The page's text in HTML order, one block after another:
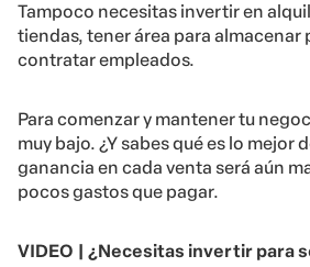
Tampoco necesitas invertir en
tiendas, tener área para almacenar
contratar empleados.
Para comenzar y mantener tu
muy bajo. ¿Y sabes qué es lo mejor
ganancia en cada venta será aún
pocos gastos que pagar.
VIDEO | ¿Necesitas invertir para